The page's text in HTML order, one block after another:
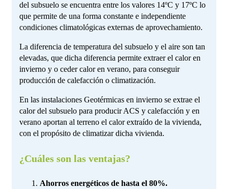
del subsuelo se encuentra entre los valores 14ºC y 17ºC lo
que permite de una forma constante e independiente
condiciones climatológicas externas de aprovechamiento.
La diferencia de temperatura del subsuelo y el aire son tan
elevadas, que dicha diferencia permite extraer el calor en
invierno y o ceder calor en verano, para conseguir
producción de calefacción o climatización.
En las instalaciones Geotérmicas en invierno se extrae el
calor del subsuelo para producir ACS y calefacción y en
verano aportan al terreno el calor extraído de la vivienda,
con el propósito de climatizar dicha vivienda.
¿Cuáles son las ventajas?
Ahorros energéticos de hasta el 80%.